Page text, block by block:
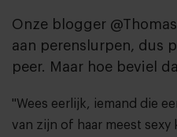
Onze blogger
aan perenslurpen, dus
peer. Maar hoe beviel
''Wees eerlijk, iemand die
van zijn of haar meest